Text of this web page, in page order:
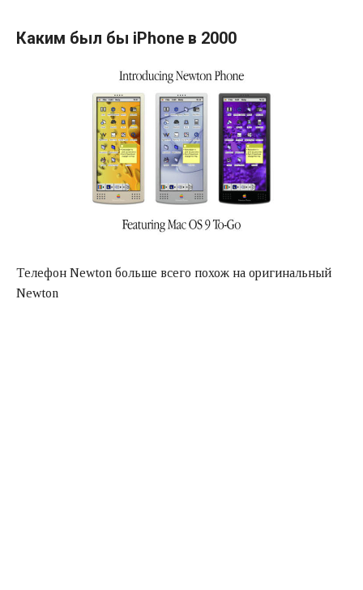
Каким был бы iPhone в 2000
Телефон Newton больше всего похож на оригинальный
Newton